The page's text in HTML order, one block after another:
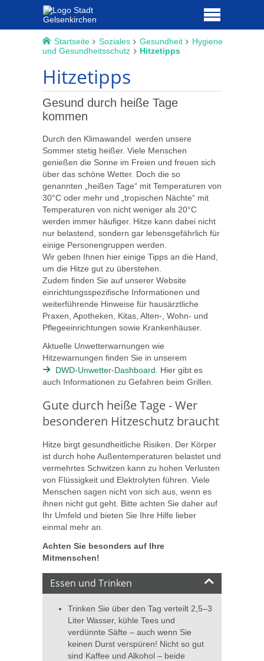
Startseite Soziales Gesundheit
Hygiene
und Gesundheitsschutz
Hitzetipps
Hitzetipps
Gesund durch heiße Tage
kommen
Durch den Klimawandel werden unsere
Sommer stetig heißer. Viele Menschen
genießen die Sonne im Freien und freuen sich
über das schöne Wetter. Doch die so
genannten „heißen Tage“ mit Temperaturen von
30°C oder mehr und „tropischen Nächte“ mit
Temperaturen von nicht weniger als 20°C
werden immer häufiger. Hitze kann dabei nicht
nur belastend, sondern gar lebensgefährlich für
einige Personengruppen werden.
Wir geben Ihnen hier einige Tipps an die Hand,
um die Hitze gut zu überstehen.
Zudem finden Sie auf unserer Website
einrichtungsspezifische Informationen und
weiterführende Hinweise für hausärztliche
Praxen, Apotheken, Kitas, Alten-, Wohn- und
Pflegeeinrichtungen sowie Krankenhäuser.
Aktuelle Unwetterwarnungen wie
Hitzewarnungen finden Sie in unserem
DWD-Unwetter-Dashboard. Hier gibt es
auch Informationen zu Gefahren beim Grillen.
Gute durch heiße Tage - Wer
besonderen Hitzeschutz braucht
Hitze birgt gesundheitliche Risiken. Der Körper
ist durch hohe Außentemperaturen belastet und
vermehrtes Schwitzen kann zu hohen Verlusten
von Flüssigkeit und Elektrolyten führen. Viele
Menschen sagen nicht von sich aus, wenn es
ihnen nicht gut geht. Bitte achten Sie daher auf
Ihr Umfeld und bieten Sie Ihre Hilfe lieber
einmal mehr an.
Achten Sie besonders auf Ihre
Mitmenschen!
Essen und Trinken
Trinken Sie über den Tag verteilt 2,5–3
Liter Wasser, kühle Tees und
verdünnte Säfte – auch wenn Sie
keinen Durst verspüren! Nicht so gut
sind Kaffee und Alkohol – beide